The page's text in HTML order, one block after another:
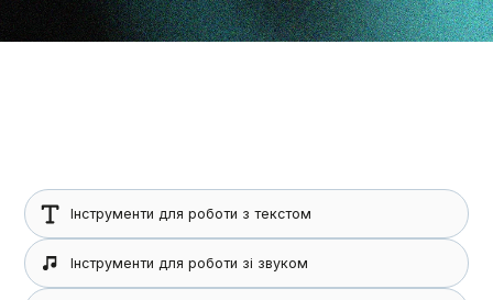
Інструменти для роботи з текстом
Інструменти для роботи зі звуком